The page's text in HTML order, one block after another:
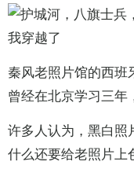
秦风老照片馆的西班
曾经在北京学习三年
许多人认为，黑白照
什么还要给老照片上